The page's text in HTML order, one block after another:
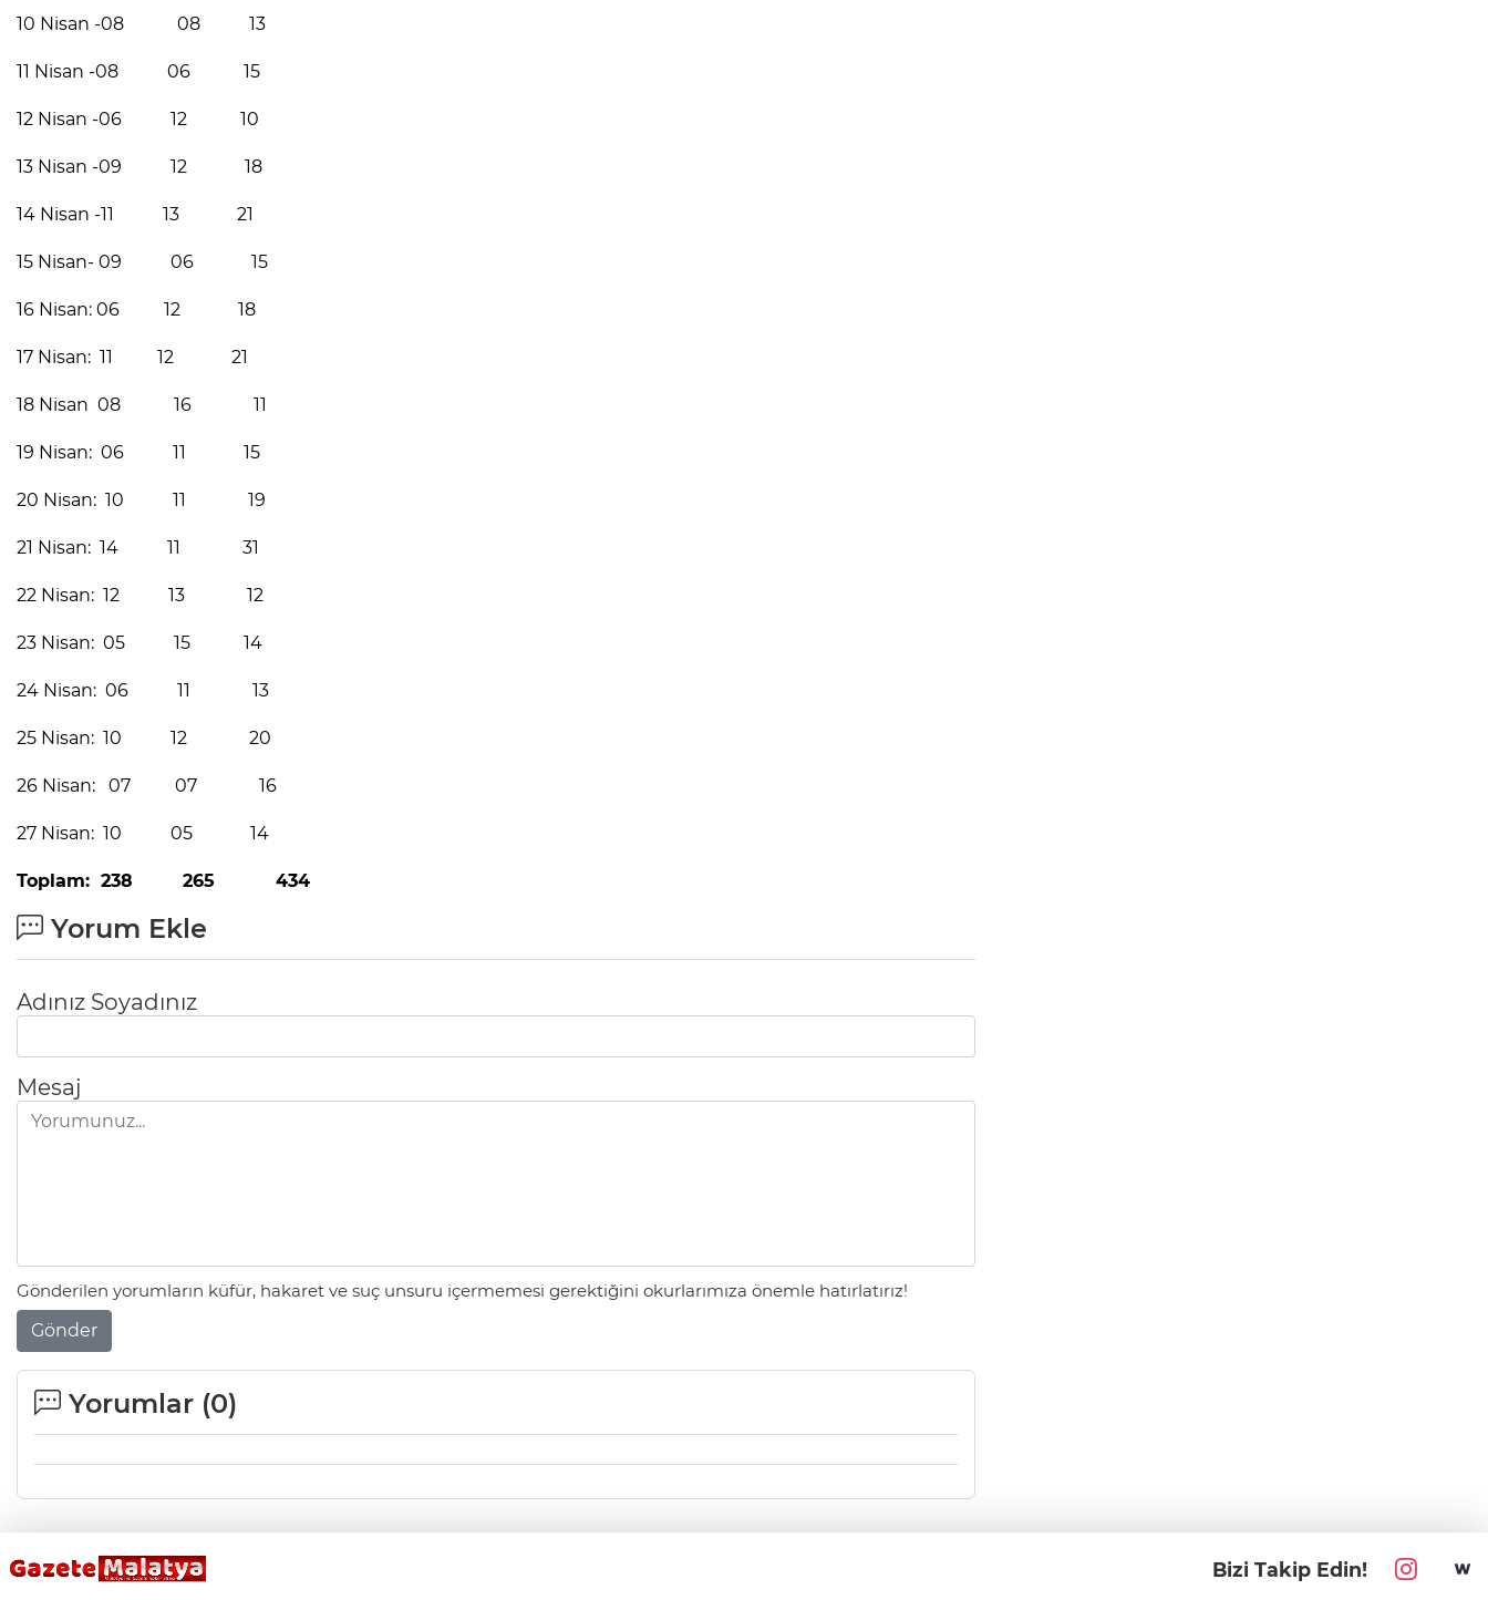
10 Nisan -08 08 13
11 Nisan -08 06 15
12 Nisan -06 12 10
13 Nisan -09 12 18
14 Nisan -11 13 21
15 Nisan- 09 06 15
16 Nisan: 06 12 18
17 Nisan: 11 12 21
18 Nisan 08 16 11
19 Nisan: 06 11 15
20 Nisan: 10 11 19
21 Nisan: 14 11 31
22 Nisan: 12 13 12
23 Nisan: 05 15 14
24 Nisan: 06 11 13
25 Nisan: 10 12 20
26 Nisan: 07 07 16
27 Nisan: 10 05 14
Toplam: 238 265 434
Yorum Ekle
Adınız Soyadınız
Mesaj
Gönderilen yorumların küfür, hakaret ve suç unsuru içermemesi gerektiğini okurlarımıza önemle hatırlatırız!
Gönder
Yorumlar (0)
Bizi Takip Edin!